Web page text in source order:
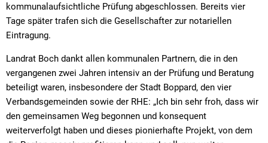
kommunalaufsichtliche Prüfung abgeschlossen. Bereits vier
Tage später trafen sich die Gesellschafter zur notariellen
Eintragung.
Landrat Boch dankt allen kommunalen Partnern, die in den
vergangenen zwei Jahren intensiv an der Prüfung und Beratung
beteiligt waren, insbesondere der Stadt Boppard, den vier
Verbandsgemeinden sowie der RHE: „Ich bin sehr froh, dass wir
den gemeinsamen Weg begonnen und konsequent
weiterverfolgt haben und dieses pionierhafte Projekt, von dem